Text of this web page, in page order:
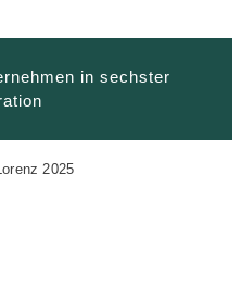
in sechster
2025